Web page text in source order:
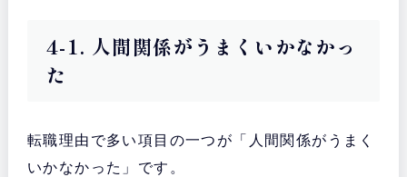
4-1. 人間関係がうまくいかなかっ
た
転職理由で多い項目の一つが「人間関係がうまく
いかなかった」です。